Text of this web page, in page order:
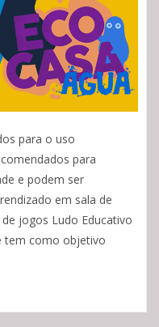
para o uso
para
e podem ser
em sala de
jogos Ludo Educativo
tem como objetivo